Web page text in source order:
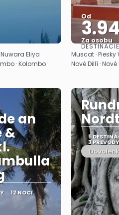
Eliya ·
· Kolombo ·
Od
Za osobu
DESTINÁCIE
Muscat · Piesky
Nové Dillí ·
an
&
12 NOCI
5
3 PREVODY